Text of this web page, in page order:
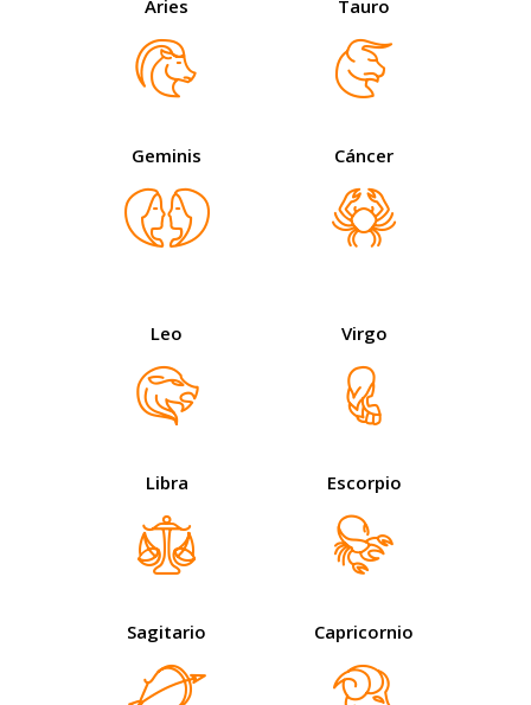
Aries Tauro
Geminis Cáncer
Leo Virgo
Libra Escorpio
Sagitario Capricornio